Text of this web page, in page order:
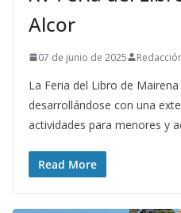
Alcor
07 de junio de 2025
La Feria del Libro de
desarrollándose con una
actividades para menores y
Read More